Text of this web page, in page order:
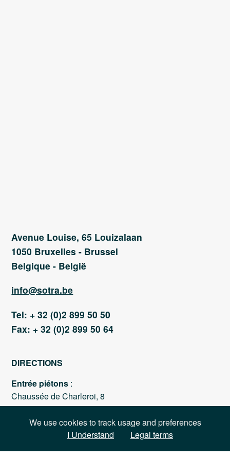
We use cookies to track usage and preferences
I Understand
Legal terms
Avenue Louise, 65 Louizalaan
1050 Bruxelles - Brussel
Belgique - België
info@sotra.be
Tel: + 32 (0)2 899 50 50
Fax: + 32 (0)2 899 50 64
DIRECTIONS
Entrée piétons :
Chaussée de Charleroi, 8
En transport en commun
:
STIB : Tram 92, 93 et 94, arrêt Stéphanie
Métro 2 et 6, arrêt Louise